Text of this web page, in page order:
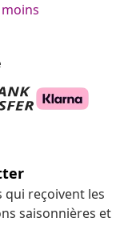
qui reçoivent les
saisonnières et